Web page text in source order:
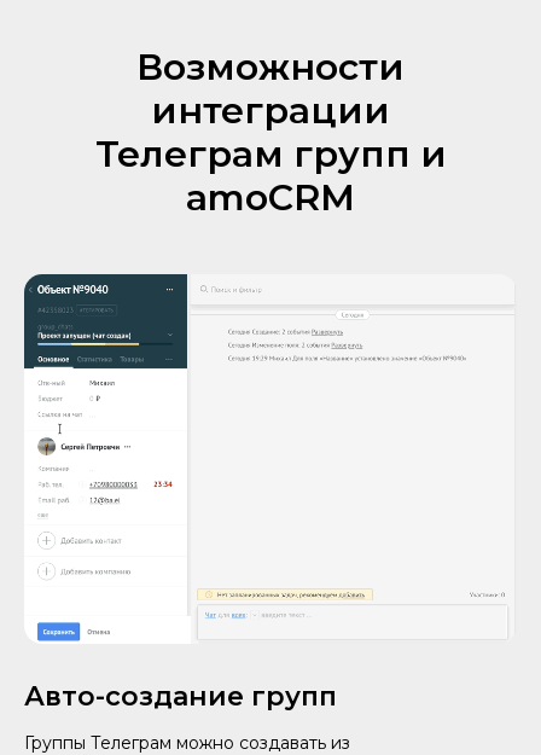
Возможности
интеграции
Телеграм групп и
amoCRM
Авто-создание групп
Группы Телеграм можно создавать из